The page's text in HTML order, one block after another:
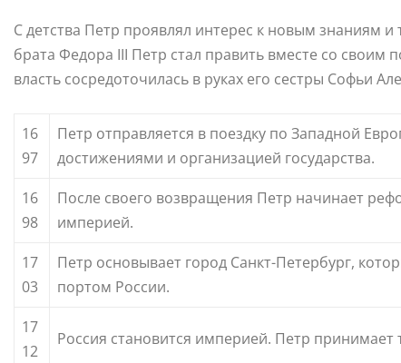
С детства Петр проявлял интерес к новым знаниям
брата Федора III Петр стал править вместе со
власть сосредоточилась в руках его сестры Софьи
16
97
Петр отправляется в поездку по Западной
достижениями и организацией государства.
16
98
После своего возвращения Петр начинает
империей.
17
03
Петр основывает город Санкт-Петербург,
портом России.
17
12
Россия становится империей. Петр принимает